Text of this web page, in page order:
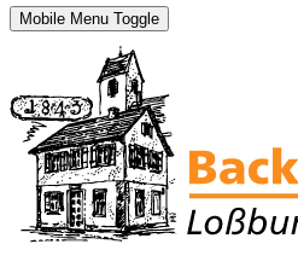
Mobile Menu Toggle